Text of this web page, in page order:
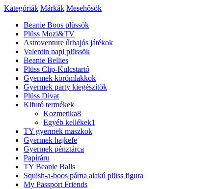
Kategóriák Márkák Mesehősök
Beanie Boos plüssök
Plüss Mozi&TV
Astroventure űrhajós játékok
Valentin napi plüssök
Beanie Bellies
Plüss Clip-Kulcstartó
Gyermek körömlakkok
Gyermek party kiegészítők
Plüss Divat
Kifutó termékek
Kozmetika8
Egyéb kellékek1
TY gyermek maszkok
Gyermek hajkefe
Gyermek pénztárca
Papíráru
TY Beanie Balls
Squish-a-boos párna alakú plüss figura
My Passport Friends